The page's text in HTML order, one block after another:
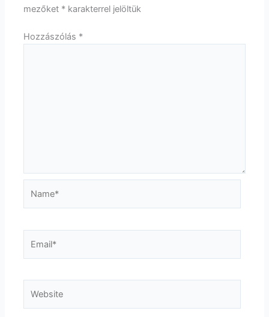
mezőket * karakterrel jelöltük
Hozzászólás *